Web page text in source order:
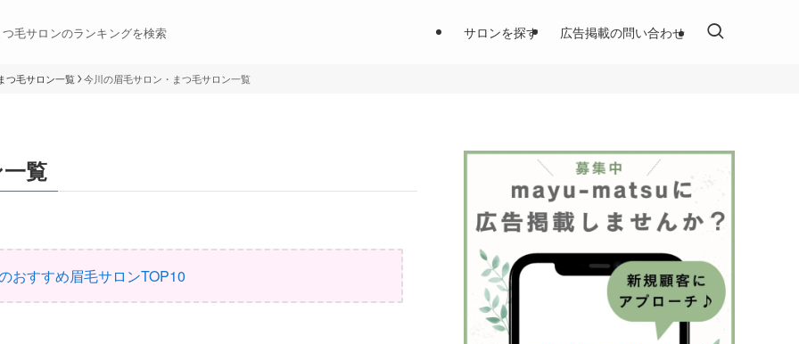
毛サロンのランキングを検索 サロンを探す 広告掲載の問い合わせ
つ毛サロン一覧 今川の眉毛サロン・まつ毛サロン一覧
覧
おすすめ眉毛サロンTOP10